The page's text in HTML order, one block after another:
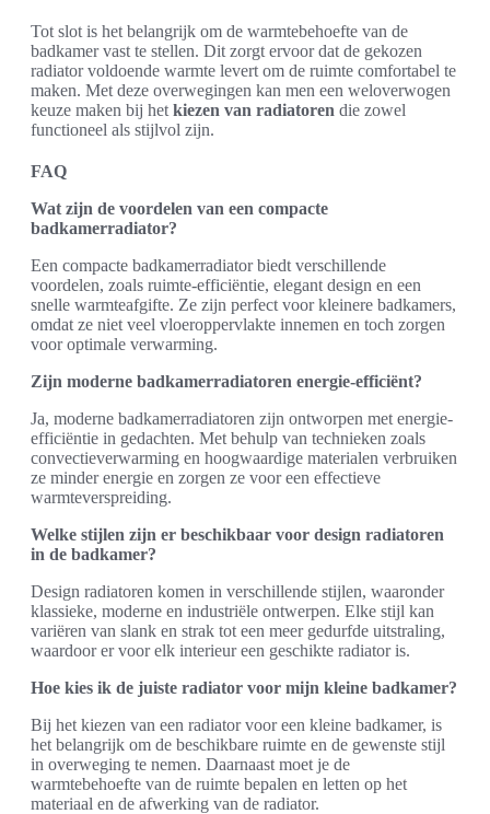
Tot slot is het belangrijk om de warmtebehoefte van de
badkamer vast te stellen. Dit zorgt ervoor dat de gekozen
radiator voldoende warmte levert om de ruimte comfortabel te
maken. Met deze overwegingen kan men een weloverwogen
keuze maken bij het kiezen van radiatoren die zowel
functioneel als stijlvol zijn.
FAQ
Wat zijn de voordelen van een compacte
badkamerradiator?
Een compacte badkamerradiator biedt verschillende
voordelen, zoals ruimte-efficiëntie, elegant design en een
snelle warmteafgifte. Ze zijn perfect voor kleinere badkamers,
omdat ze niet veel vloeroppervlakte innemen en toch zorgen
voor optimale verwarming.
Zijn moderne badkamerradiatoren energie-efficiënt?
Ja, moderne badkamerradiatoren zijn ontworpen met energie-
efficiëntie in gedachten. Met behulp van technieken zoals
convectieverwarming en hoogwaardige materialen verbruiken
ze minder energie en zorgen ze voor een effectieve
warmteverspreiding.
Welke stijlen zijn er beschikbaar voor design radiatoren
in de badkamer?
Design radiatoren komen in verschillende stijlen, waaronder
klassieke, moderne en industriële ontwerpen. Elke stijl kan
variëren van slank en strak tot een meer gedurfde uitstraling,
waardoor er voor elk interieur een geschikte radiator is.
Hoe kies ik de juiste radiator voor mijn kleine badkamer?
Bij het kiezen van een radiator voor een kleine badkamer, is
het belangrijk om de beschikbare ruimte en de gewenste stijl
in overweging te nemen. Daarnaast moet je de
warmtebehoefte van de ruimte bepalen en letten op het
materiaal en de afwerking van de radiator.